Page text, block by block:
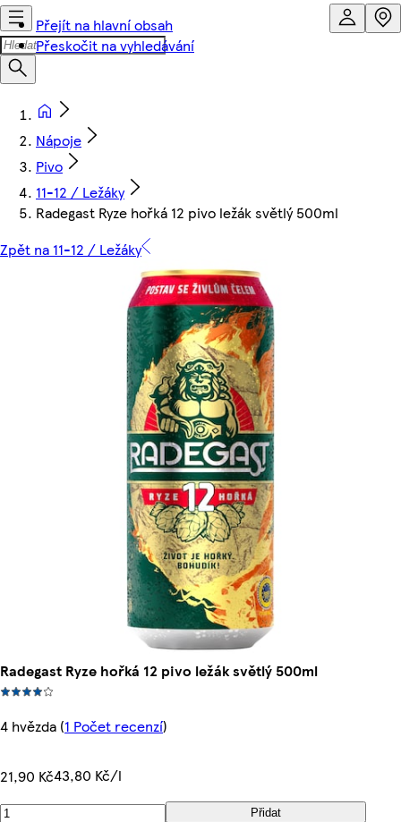
Přejít na hlavní obsah
Přeskočit na vyhledávání
Nápoje
Pivo
11-12 / Ležáky
Radegast Ryze hořká 12 pivo ležák světlý 500ml
Zpět na 11-12 / Ležáky
Radegast Ryze hořká 12 pivo ležák světlý 500ml
4 hvězda (1 Počet recenzí)
21,90 Kč43,80 Kč/l
Přidat